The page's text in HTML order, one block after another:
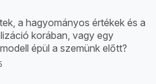
a hagyományos értékek és a
korában, vagy egy
épül a szemünk előtt?